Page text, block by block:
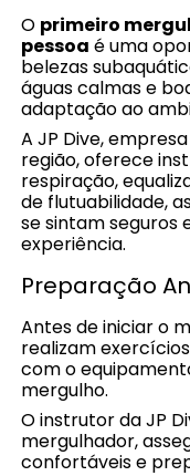
O primeiro
pessoa é uma
belezas
águas calmas e
adaptação ao
A JP Dive,
região, oferece
respiração,
de flutuabilidade,
se sintam seguros
experiência.
Preparação
Antes de iniciar o
realizam
com o
mergulho.
O instrutor da JP
mergulhador,
confortáveis e